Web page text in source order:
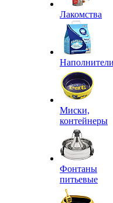
Лакомства
Наполнители
Миски,
контейнеры
Фонтаны
питьевые